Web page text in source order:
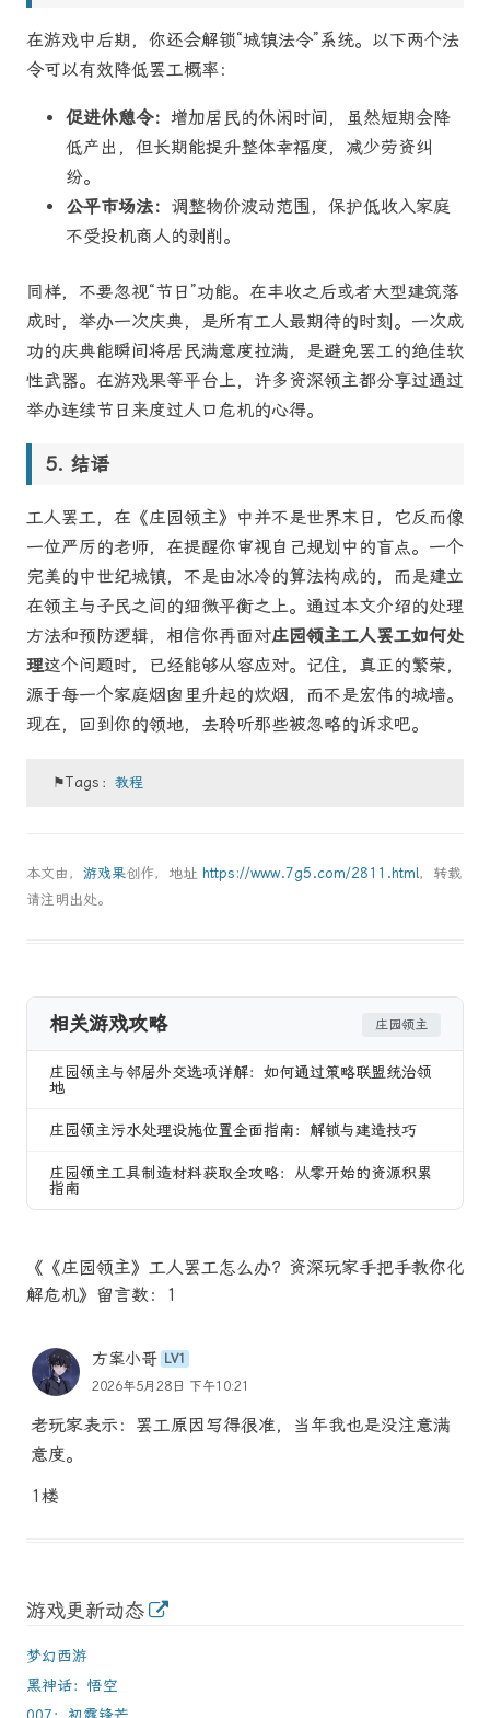
在游戏中后期，你还会解锁“城镇法令”系统。以下两个法
令可以有效降低罢工概率：
促进休憩令： 增加居民的休闲时间，虽然短期会降
低产出，但长期能提升整体幸福度，减少劳资纠
纷。
公平市场法： 调整物价波动范围，保护低收入家庭
不受投机商人的剥削。
同样，不要忽视“节日”功能。在丰收之后或者大型建筑落
成时，举办一次庆典，是所有工人最期待的时刻。一次成
功的庆典能瞬间将居民满意度拉满，是避免罢工的绝佳软
性武器。在游戏果等平台上，许多资深领主都分享过通过
举办连续节日来度过人口危机的心得。
结语
工人罢工，在《庄园领主》中并不是世界末日，它反而像
一位严厉的老师，在提醒你审视自己规划中的盲点。一个
完美的中世纪城镇，不是由冰冷的算法构成的，而是建立
在领主与子民之间的细微平衡之上。通过本文介绍的处理
方法和预防逻辑，相信你再面对庄园领主工人罢工如何处
理这个问题时，已经能够从容应对。记住，真正的繁荣，
源于每一个家庭烟囱里升起的炊烟，而不是宏伟的城墙。
现在，回到你的领地，去聆听那些被忽略的诉求吧。
⚑Tags：教程
本文由， 游戏果创作，地址 https://www.7g5.com/2811.html，转载
请注明出处。
相关游戏攻略 庄园领主
庄园领主与邻居外交选项详解：如何通过策略联盟统治领
地
庄园领主污水处理设施位置全面指南：解锁与建造技巧
庄园领主工具制造材料获取全攻略：从零开始的资源积累
指南
《《庄园领主》工人罢工怎么办？资深玩家手把手教你化
解危机》留言数：1
方案小哥 LV1
2026年5月28日 下午10:21
老玩家表示：罢工原因写得很准，当年我也是没注意满
意度。
1楼
游戏更新动态
梦幻西游
黑神话：悟空
007：初露锋芒